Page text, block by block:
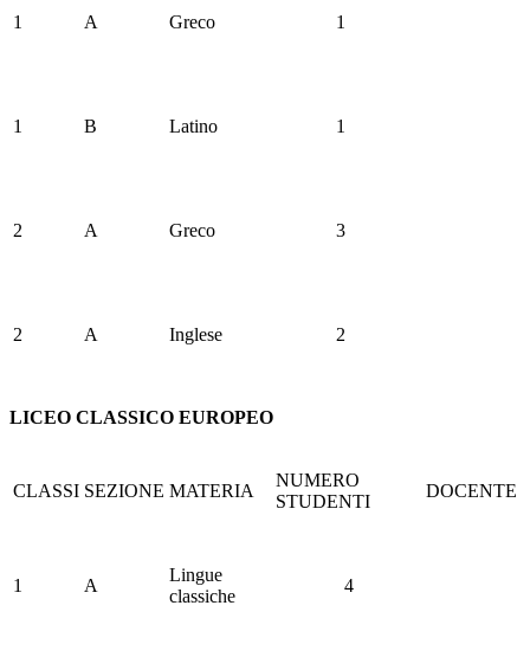
1 A Greco 1
1 B Latino 1
2 A Greco 3
2 A Inglese 2
LICEO CLASSICO EUROPEO
CLASSI SEZIONE MATERIA
NUMERO
STUDENTI
DOCENTE
1 A
Lingue
classiche
4